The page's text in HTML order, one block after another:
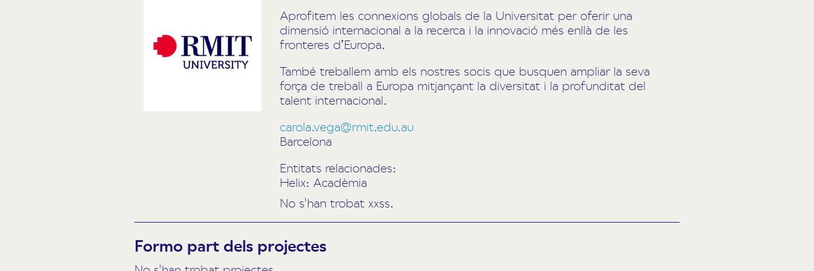
Aprofitem les connexions globals de la Universitat per oferir una
dimensió internacional a la recerca i la innovació més enllà de les
fronteres d’Europa.
També treballem amb els nostres socis que busquen ampliar la seva
força de treball a Europa mitjançant la diversitat i la profunditat del
talent internacional.
carola.vega@rmit.edu.au
Barcelona
Entitats relacionades:
Helix: Acadèmia
No s'han trobat xxss.
Formo part dels projectes